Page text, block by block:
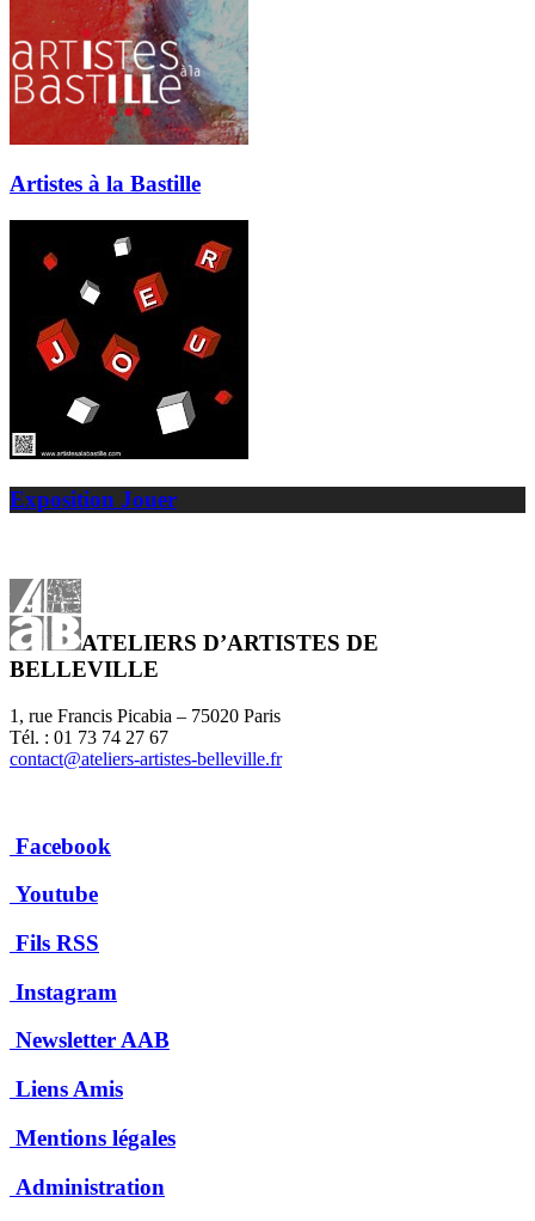
Artistes à la Bastille
Exposition Jouer
ATELIERS D’ARTISTES DE
BELLEVILLE
1, rue Francis Picabia – 75020 Paris
Tél. : 01 73 74 27 67
contact@ateliers-artistes-belleville.fr
Facebook
Youtube
Fils RSS
Instagram
Newsletter AAB
Liens Amis
Mentions légales
Administration